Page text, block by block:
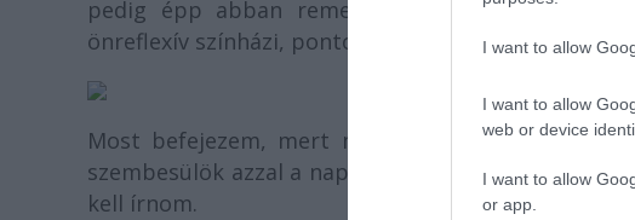
I want to allow
I want to allow
web or device
I want to allow
or app.
pedig épp abban remekelnek, hogy a
önreflexív színházi, pontos technikai tudást
Most befejezem, mert még mindig késésben
szembesülök azzal a naplóírói dilemmával, hogy a
kell írnom.